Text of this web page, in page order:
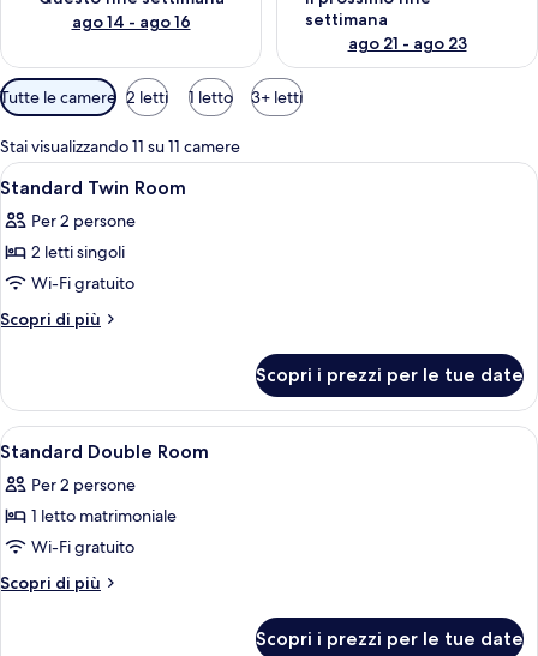
ago 14 - ago 16
settimana
ago 21 - ago 23
Filtri
disponibili
per
le
camere
Tutte le camere 2 letti 1 letto 3+ letti
Stai visualizzando 11 su 11 camere
Apri
tutte
le
foto
per
Standard
Biancheria da letto di alta qualità,
2
Standard Twin Room
Per 2 persone
2 letti singoli
Wi-Fi gratuito
Scopri di più
Altri
Twin
Room
Scopri i prezzi per le tue date
Apri
tutte
le
foto
per
Standard
Biancheria da letto di alta qualità,
5
Standard Double Room
Per 2 persone
1 letto matrimoniale
Wi-Fi gratuito
Scopri di più
Altri
Scopri i prezzi per le tue date